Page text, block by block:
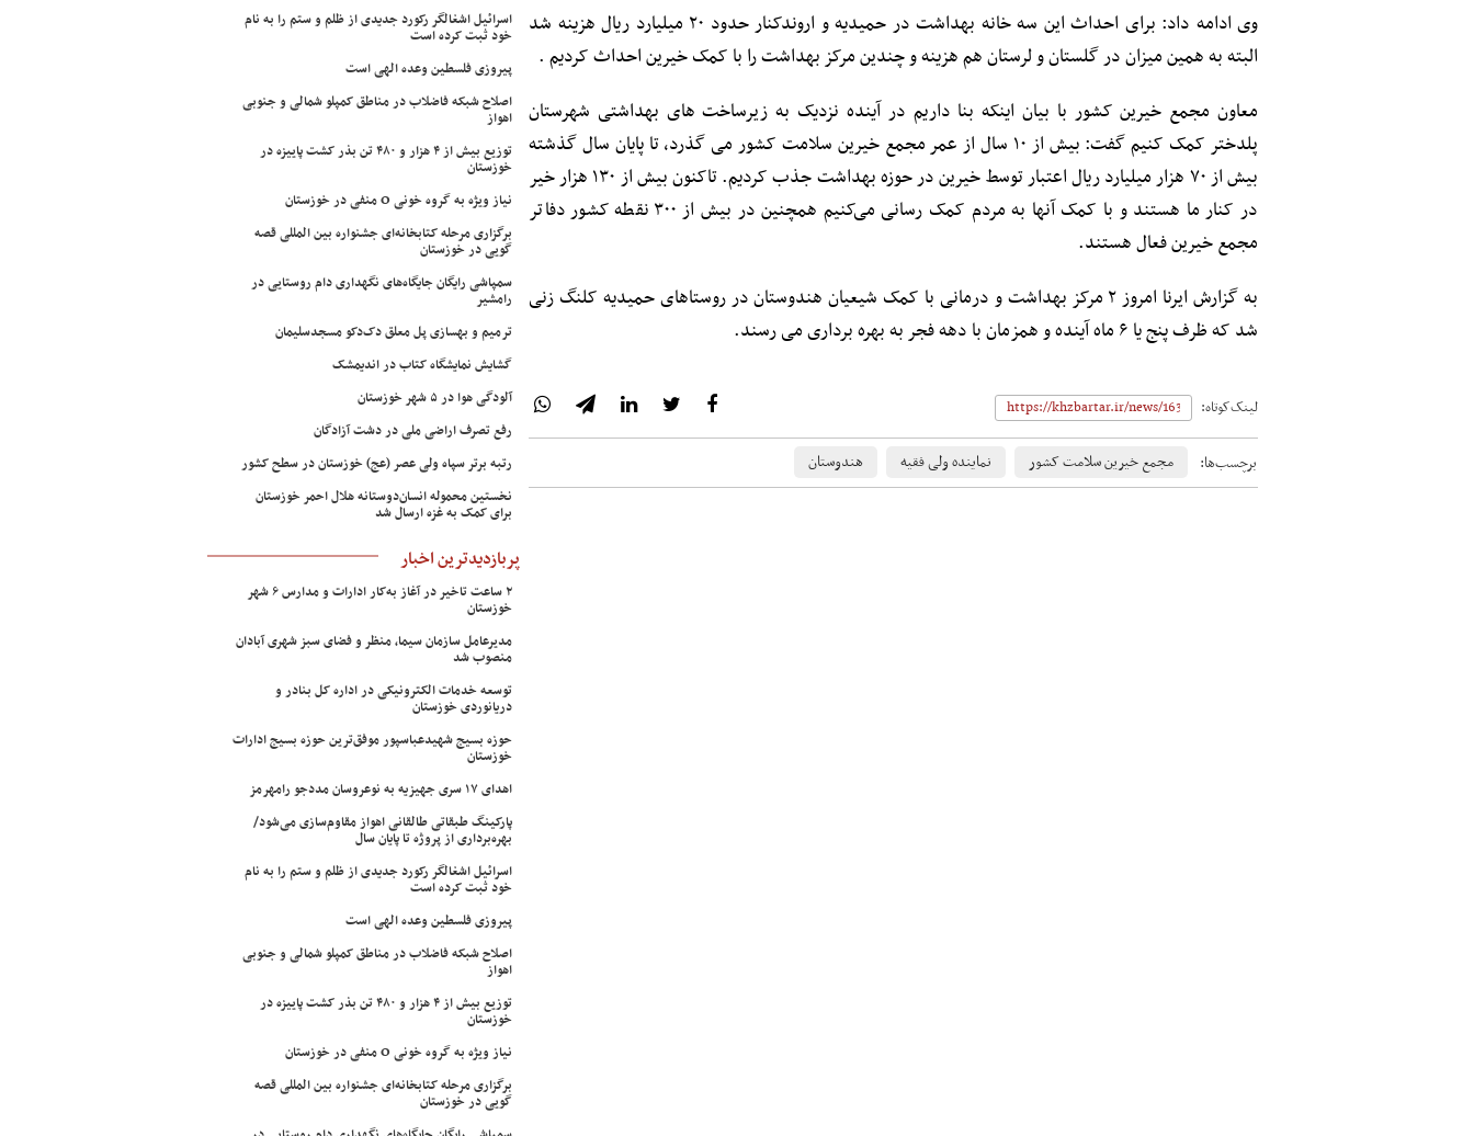
وی ادامه داد: برای احداث این سه خانه بهداشت در حمیدیه و اروندکنار حدود ۲۰ میلیارد ریال هزینه شد
البته به همین میزان در گلستان و لرستان هم هزینه و چندین مرکز بهداشت را با کمک خیرین احداث کردیم .
معاون مجمع خیرین کشور با بیان اینکه بنا داریم در آینده نزدیک به زیرساخت های بهداشتی شهرستان
پلدختر کمک کنیم گفت: بیش از ۱۰ سال از عمر مجمع خیرین سلامت کشور می گذرد، تا پایان سال گذشته
بیش از ۷۰ هزار میلیارد ریال اعتبار توسط خیرین در حوزه بهداشت جذب کردیم. تاکنون بیش از ۱۳۰ هزار خیر
در کنار ما هستند و با کمک آنها به مردم کمک رسانی می‌کنیم همچنین در بیش از ۳۰۰ نقطه کشور دفاتر
مجمع خیرین فعال هستند.
به گزارش ایرنا امروز ۲ مرکز بهداشت و درمانی با کمک شیعیان هندوستان در روستاهای حمیدیه کلنگ زنی
شد که ظرف پنج یا ۶ ماه آینده و همزمان با دهه فجر به بهره برداری می رسند.
لینک‌کوتاه:
برچسب‌ها: مجمع خیرین سلامت کشور نماینده ولی فقیه هندوستان
اسرائیل اشغالگر رکورد جدیدی از ظلم و ستم را به نام
خود ثبت کرده است
پیروزی فلسطین وعده الهی است
اصلاح شبکه فاضلاب در مناطق کمپلو شمالی و جنوبی
اهواز
توزیع بیش از ۴ هزار و ۴۸۰ تن بذر کشت پاییزه در
خوزستان
نیاز ویژه به گروه خونی O منفی در خوزستان
برگزاری مرحله کتابخانه‌ای جشنواره بین المللی قصه
گویی در خوزستان
سمپاشی رایگان جایگاه‌های نگهداری دام روستایی در
رامشیر
ترمیم و بهسازی پل معلق دک‌دکو مسجدسلیمان
گشایش نمایشگاه کتاب در اندیمشک
آلودگی هوا در ۵ شهر خوزستان
رفع تصرف اراضی ملی در دشت آزادگان
رتبه برتر سپاه ولی عصر (عج) خوزستان در سطح کشور
نخستین محموله انسان‌دوستانه هلال احمر خوزستان
برای کمک به غزه ارسال شد
پربازدیدترین اخبار
۲ ساعت تاخیر در آغاز به‌کار ادارات و مدارس ۶ شهر
خوزستان
مدیرعامل سازمان سیما، منظر و فضای سبز شهری آبادان
منصوب شد
توسعه خدمات الکترونیکی در اداره کل بنادر و
دریانوردی خوزستان
حوزه بسیج شهیدعباسپور موفق‌ترین حوزه بسیج ادارات
خوزستان
اهدای ۱۷ سری جهیزیه به نوعروسان مددجو رامهرمز
پارکینگ طبقاتی طالقانی اهواز مقاوم‌سازی می‌شود/
بهره‌برداری از پروژه تا پایان سال
اسرائیل اشغالگر رکورد جدیدی از ظلم و ستم را به نام
خود ثبت کرده است
پیروزی فلسطین وعده الهی است
اصلاح شبکه فاضلاب در مناطق کمپلو شمالی و جنوبی
اهواز
توزیع بیش از ۴ هزار و ۴۸۰ تن بذر کشت پاییزه در
خوزستان
نیاز ویژه به گروه خونی O منفی در خوزستان
برگزاری مرحله کتابخانه‌ای جشنواره بین المللی قصه
گویی در خوزستان